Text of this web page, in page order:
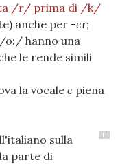
/r/ prima di /k/
anche per -er;
o:/ hanno una
le rende simili
la vocale e piena
11
sulla
parte di